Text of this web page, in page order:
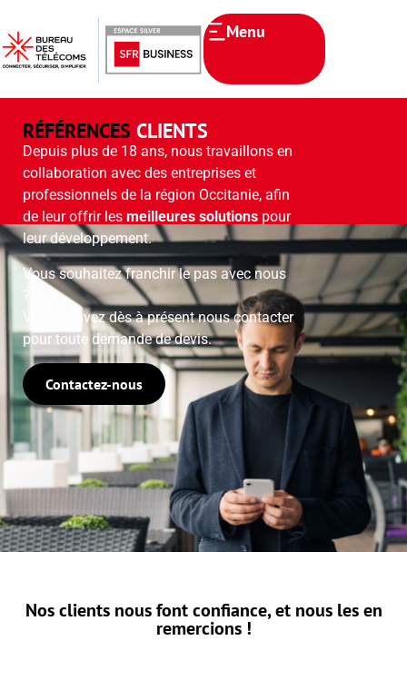
Menu
RÉFÉRENCES CLIENTS
Depuis plus de 18 ans, nous travaillons en
collaboration avec des entreprises et
professionnels de la région Occitanie, afin
de leur offrir les meilleures solutions pour
leur développement.
Vous souhaitez franchir le pas avec nous
Vous pouvez dès à présent nous contacter
pour toute demande de devis.
Contactez-nous
Nos clients nous font confiance, et nous les en
remercions !